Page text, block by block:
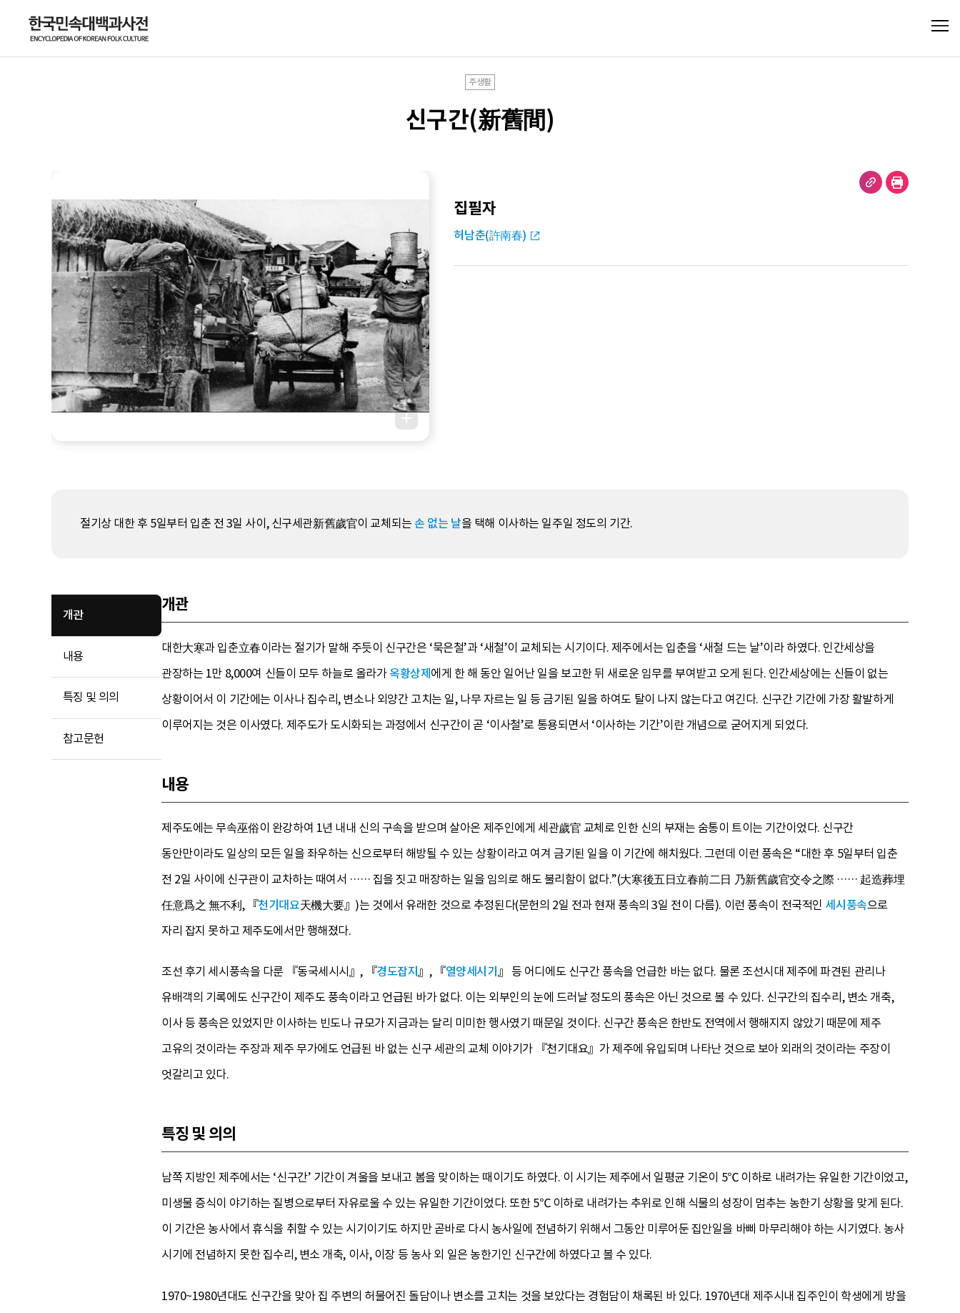
주생활
신구간(新舊間)
집필자
허남춘(許南春)
절기상 대한 후 5일부터 입춘 전 3일 사이, 신구세관新舊歲官이 교체되는손 없는 날을 택해 이사하는 일주일 정도의 기간.
개관
내용
특징 및 의의
참고문헌
개관
대한大寒과 입춘立春이라는 절기가 말해 주듯이 신구간은 ‘묵은철’과 ‘새철’이 교체되는 시기이다. 제주에서는 입춘을 ‘새철 드는 날’이라 하였다. 인간세상을
관장하는 1만 8,000여 신들이 모두 하늘로 올라가옥황상제에게 한 해 동안 일어난 일을 보고한 뒤 새로운 임무를 부여받고 오게 된다. 인간세상에는 신들이 없는
상황이어서 이 기간에는 이사나 집수리, 변소나 외양간 고치는 일, 나무 자르는 일 등 금기된 일을 하여도 탈이 나지 않는다고 여긴다. 신구간 기간에 가장 활발하게
이루어지는 것은 이사였다. 제주도가 도시화되는 과정에서 신구간이 곧 ‘이사철’로 통용되면서 ‘이사하는 기간’이란 개념으로 굳어지게 되었다.
내용
제주도에는 무속巫俗이 완강하여 1년 내내 신의 구속을 받으며 살아온 제주인에게 세관歲官 교체로 인한 신의 부재는 숨통이 트이는 기간이었다. 신구간
동안만이라도 일상의 모든 일을 좌우하는 신으로부터 해방될 수 있는 상황이라고 여겨 금기된 일을 이 기간에 해치웠다. 그런데 이런 풍속은 “대한 후 5일부터 입춘
전 2일 사이에 신구관이 교차하는 때여서 …… 집을 짓고 매장하는 일을 임의로 해도 불리함이 없다.”(大寒後五日立春前二日 乃新舊歲官交令之際 …… 起造葬埋
任意爲之 無不利, 『천기대요天機大要』)는 것에서 유래한 것으로 추정된다(문헌의 2일 전과 현재 풍속의 3일 전이 다름). 이런 풍속이 전국적인 세시풍속으로
자리 잡지 못하고 제주도에서만 행해졌다.
조선 후기 세시풍속을 다룬 『동국세시시』, 『경도잡지』, 『열양세시기 』 등 어디에도 신구간 풍속을 언급한 바는 없다. 물론 조선시대 제주에 파견된 관리나
유배객의 기록에도 신구간이 제주도 풍속이라고 언급된 바가 없다. 이는 외부인의 눈에 드러날 정도의 풍속은 아닌 것으로 볼 수 있다. 신구간의 집수리, 변소 개축,
이사 등 풍속은 있었지만 이사하는 빈도나 규모가 지금과는 달리 미미한 행사였기 때문일 것이다. 신구간 풍속은 한반도 전역에서 행해지지 않았기 때문에 제주
고유의 것이라는 주장과 제주 무가에도 언급된 바 없는 신구 세관의 교체 이야기가 『천기대요』가 제주에 유입되며 나타난 것으로 보아 외래의 것이라는 주장이
엇갈리고 있다.
특징 및 의의
남쪽 지방인 제주에서는 ‘신구간’ 기간이 겨울을 보내고 봄을 맞이하는 때이기도 하였다. 이 시기는 제주에서 일평균 기온이 5℃ 이하로 내려가는 유일한 기간이었고,
미생물 증식이 야기하는 질병으로부터 자유로울 수 있는 유일한 기간이었다. 또한 5℃ 이하로 내려가는 추위로 인해 식물의 성장이 멈추는 농한기 상황을 맞게 된다.
이 기간은 농사에서 휴식을 취할 수 있는 시기이기도 하지만 곧바로 다시 농사일에 전념하기 위해서 그동안 미루어둔 집안일을 바삐 마무리해야 하는 시기였다. 농사
시기에 전념하지 못한 집수리, 변소 개축, 이사, 이장 등 농사 외 일은 농한기인 신구간에 하였다고 볼 수 있다.
1970~1980년대도 신구간을 맞아 집 주변의 허물어진 돌담이나 변소를 고치는 것을 보았다는 경험담이 채록된 바 있다. 1970년대 제주시내 집주인이 학생에게 방을